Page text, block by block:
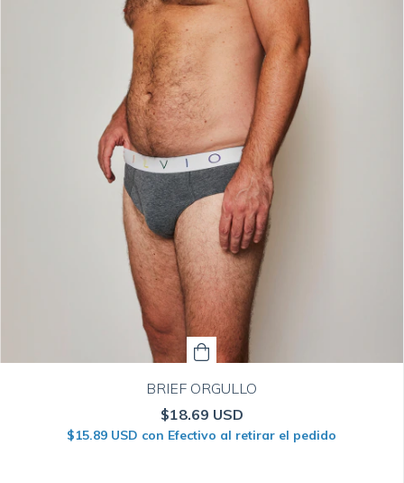
BRIEF ORGULLO
$18.69 USD
$15.89 USD con Efectivo al retirar el pedido